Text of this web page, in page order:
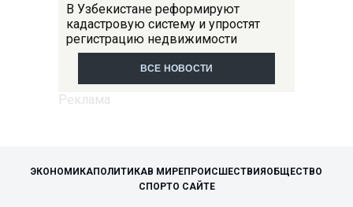
В Узбекистане реформируют
кадастровую систему и упростят
регистрацию недвижимости
ВСЕ НОВОСТИ
ЭКОНОМИКАПОЛИТИКАВ МИРЕПРОИСШЕСТВИЯОБЩЕСТВО
СПОРТО САЙТЕ